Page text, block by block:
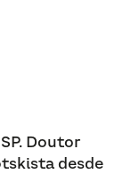
Doutor
desde